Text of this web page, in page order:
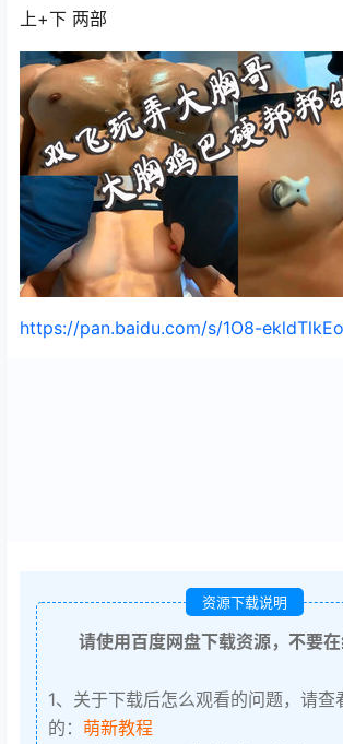
上+下 两部
https://pan.baidu.com/s/1O8-
资源下载说明
请使用百度网盘下载资源，不要在
1、关于下载后怎么观看的问题，请查
的： 萌新教程